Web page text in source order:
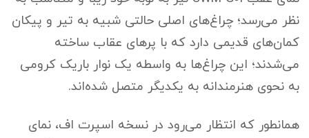
نظر می‌رسد؛ چراغ‌های اصلی حالتی شبیه به تیر و پیکان
کمان‌های قدیمی دارد که با پر‌های عقاب ساخته
می‌شدند؛ این چراغ‌ها به واسطه یک نوار باریک کرومی
به نحوی هنرمندانه به یکدیگر متصل شده‌اند.
همانطور که انتظار می‌رود در نسخه اسپرت اف، نمای